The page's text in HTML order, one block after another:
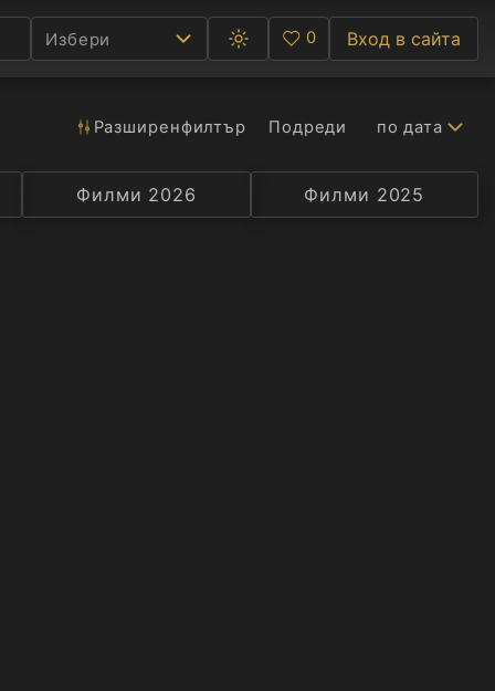
Избери
Превключване
между
светла
Любими
0 Вход в сайта
Разширенфилтър Подреди по дата
Селекция Превод Актьор
Филми 2026 Филми 2025